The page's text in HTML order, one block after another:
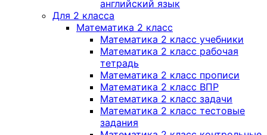
английский язык
Для 2 класса
Математика 2 класс
Математика 2 класс учебники
Математика 2 класс рабочая
тетрадь
Математика 2 класс прописи
Математика 2 класс ВПР
Математика 2 класс задачи
Математика 2 класс тестовые
задания